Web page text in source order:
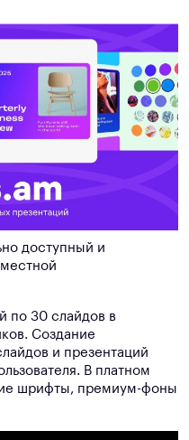
доступный и
по 30 слайдов в
Создание
и презентаций
В платном
шрифты, премиум-фоны